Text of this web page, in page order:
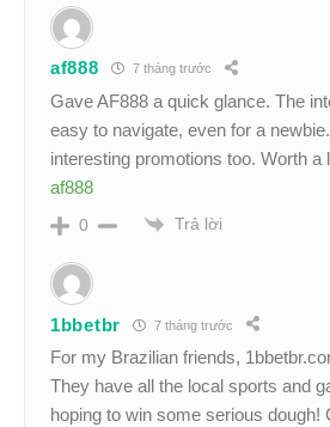
af888 7 tháng trước
Gave AF888 a quick glance. The
easy to navigate, even for a
interesting promotions too. Worth a
af888
0 Trả lời
1bbetbr 7 tháng trước
For my Brazilian friends,
They have all the local sports and
hoping to win some serious dough!